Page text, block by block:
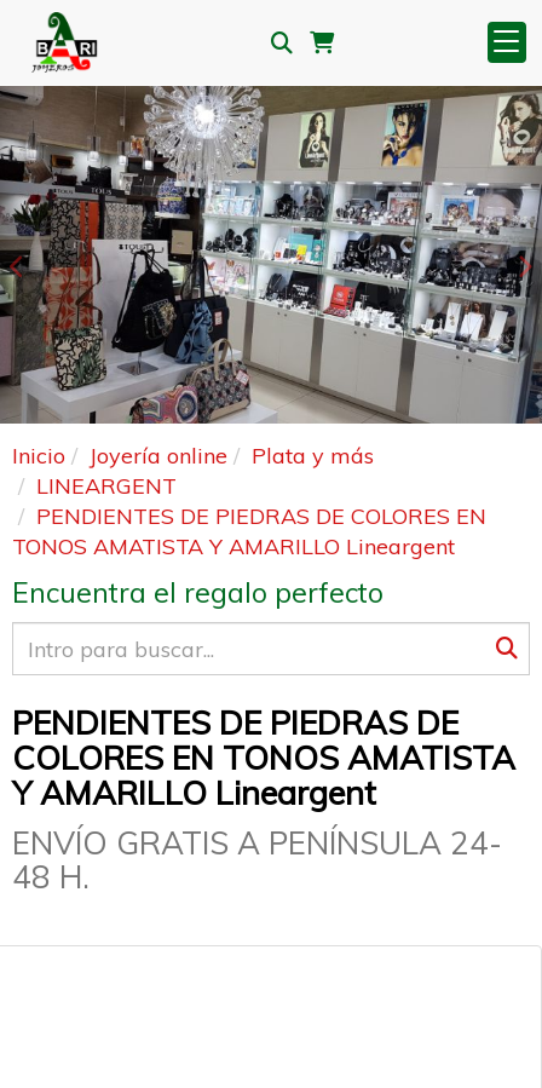
Anterior
Inicio Joyería online
Plata y más
LINEARGENT
PENDIENTES DE PIEDRAS DE COLORES EN
TONOS AMATISTA Y AMARILLO Lineargent
Encuentra el regalo perfecto
PENDIENTES DE PIEDRAS DE
COLORES EN TONOS AMATISTA
Y AMARILLO Lineargent
ENVÍO GRATIS A PENÍNSULA 24-
48 H.